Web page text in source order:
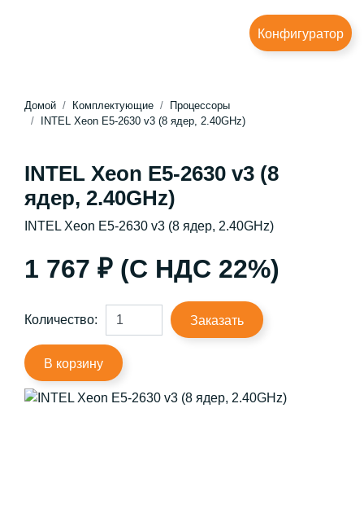
Конфигуратор
Домой Комплектующие
Процессоры
INTEL Xeon E5-2630 v3 (8 ядер, 2.40GHz)
INTEL Xeon E5-2630 v3 (8
ядер, 2.40GHz)
INTEL Xeon E5-2630 v3 (8 ядер, 2.40GHz)
1 767 ₽ (С НДС 22%)
Количество: Заказать
В корзину